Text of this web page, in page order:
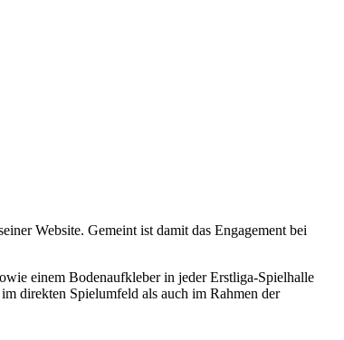
Website. Gemeint ist damit das Engagement bei
einem Bodenaufkleber in jeder Erstliga-Spielhalle
direkten Spielumfeld als auch im Rahmen der